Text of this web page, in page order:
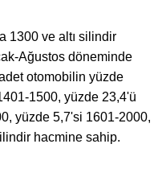
1300 ve altı silindir
Ağustos döneminde
otomobilin yüzde
1500, yüzde 23,4'ü
yüzde 5,7'si 1601-2000,
hacmine sahip.